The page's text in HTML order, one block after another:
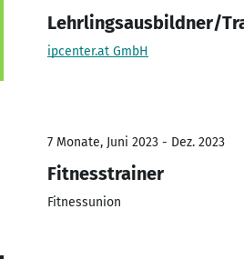
Lehrlingsausbildner/
ipcenter.at GmbH
7 Monate, Juni 2023 - Dez. 2023
Fitnesstrainer
Fitnessunion